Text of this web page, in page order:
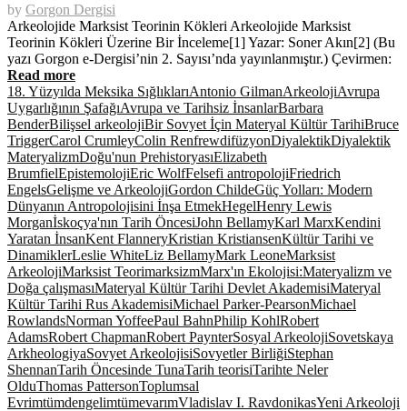
by Gorgon Dergisi
Arkeolojide Marksist Teorinin Kökleri Arkeolojide Marksist
Teorinin Kökleri Üzerine Bir İnceleme[1] Yazar: Soner Akın[2] (Bu
yazı Gorgon e-Dergisi’nin 2. Sayısı’nda yayınlanmıştır.) Çevirmen:
Read more
18. Yüzyılda Meksika SığlıklarıAntonio GilmanArkeolojiAvrupa
Uygarlığının ŞafağıAvrupa ve Tarihsiz İnsanlarBarbara
BenderBilişsel arkeolojiBir Sovyet İçin Materyal Kültür TarihiBruce
TriggerCarol CrumleyColin RenfrewdifüzyonDiyalektikDiyalektik
MateryalizmDoğu'nun PrehistoryasıElizabeth
BrumfielEpistemolojiEric WolfFelsefi antropolojiFriedrich
EngelsGelişme ve ArkeolojiGordon ChildeGüç Yolları: Modern
Dünyanın Antropolojisini İnşa EtmekHegelHenry Lewis
Morganİskoçya'nın Tarih ÖncesiJohn BellamyKarl MarxKendini
Yaratan İnsanKent FlanneryKristian KristiansenKültür Tarihi ve
DinamiklerLeslie WhiteLiz BellamyMark LeoneMarksist
ArkeolojiMarksist TeorimarksizmMarx'ın Ekolojisi:Materyalizm ve
Doğa çalışmasıMateryal Kültür Tarihi Devlet AkademisiMateryal
Kültür Tarihi Rus AkademisiMichael Parker-PearsonMichael
RowlandsNorman YoffeePaul BahnPhilip KohlRobert
AdamsRobert ChapmanRobert PaynterSosyal ArkeolojiSovetskaya
ArkheologiyaSovyet ArkeolojisiSovyetler BirliğiStephan
ShennanTarih Öncesinde TunaTarih teorisiTarihte Neler
OlduThomas PattersonToplumsal
EvrimtümdengelimtümevarımVladislav I. RavdonikasYeni Arkeoloji